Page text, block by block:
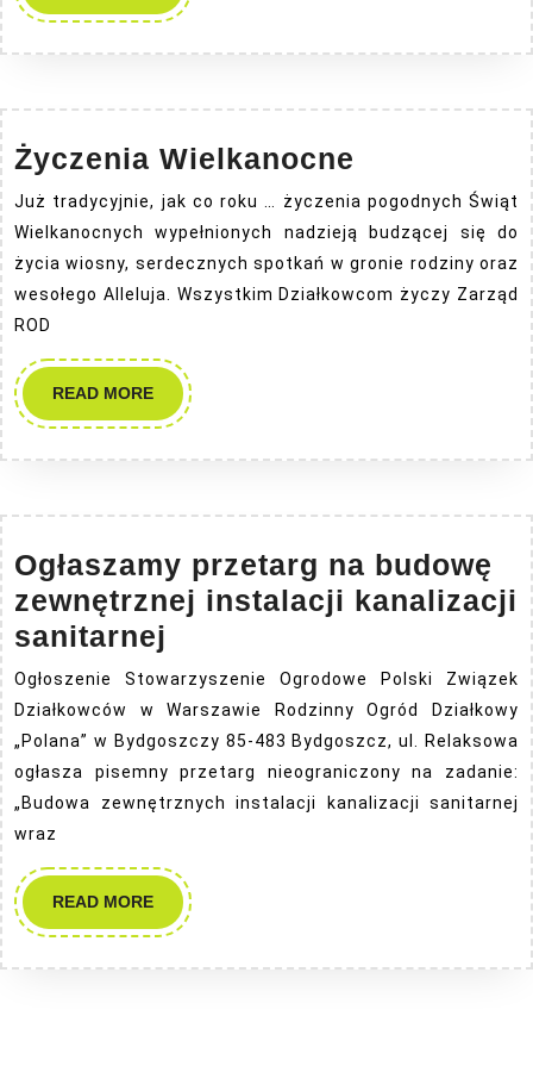
01.01.2026
MORE
Życzenia Wielkanocne
Już tradycyjnie, jak co roku … życzenia pogodnych Świąt
Wielkanocnych wypełnionych nadzieją budzącej się do
życia wiosny, serdecznych spotkań w gronie rodziny oraz
wesołego Alleluja. Wszystkim Działkowcom życzy Zarząd
ROD
READ MOREREAD
MORE
Ogłaszamy przetarg na budowę
zewnętrznej instalacji kanalizacji
sanitarnej
przetarg
na
budowę
zewnętrznej
instalacji
sanitarnej
Ogłoszenie Stowarzyszenie Ogrodowe Polski Związek
Działkowców w Warszawie Rodzinny Ogród Działkowy
„Polana” w Bydgoszczy 85-483 Bydgoszcz, ul. Relaksowa
ogłasza pisemny przetarg nieograniczony na zadanie:
„Budowa zewnętrznych instalacji kanalizacji sanitarnej
wraz
READ MOREREAD
MORE